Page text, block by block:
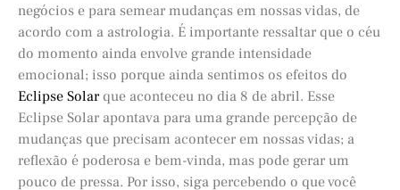
negócios e para semear mudanças em nossas vidas, de
acordo com a astrologia. É importante ressaltar que o céu
do momento ainda envolve grande intensidade
emocional; isso porque ainda sentimos os efeitos do
Eclipse Solarque aconteceu no dia 8 de abril. Esse
Eclipse Solar apontava para uma grande percepção de
mudanças que precisam acontecer em nossas vidas; a
reflexão é poderosa e bem-vinda, mas pode gerar um
pouco de pressa. Por isso, siga percebendo o que você